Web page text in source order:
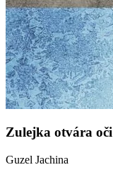
Zulejka otvára oči
Guzel Jachina